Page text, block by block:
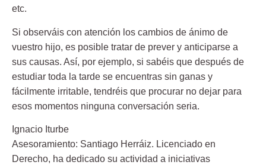
etc.
Si observáis con atención los cambios de ánimo de
vuestro hijo, es posible tratar de prever y anticiparse a
sus causas. Así, por ejemplo, si sabéis que después de
estudiar toda la tarde se encuentras sin ganas y
fácilmente irritable, tendréis que procurar no dejar para
esos momentos ninguna conversación seria.
Ignacio Iturbe
Asesoramiento: Santiago Herráiz. Licenciado en
Derecho, ha dedicado su actividad a iniciativas